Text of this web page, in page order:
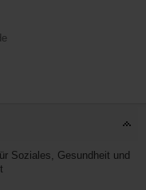
Soziales, Gesundheit und